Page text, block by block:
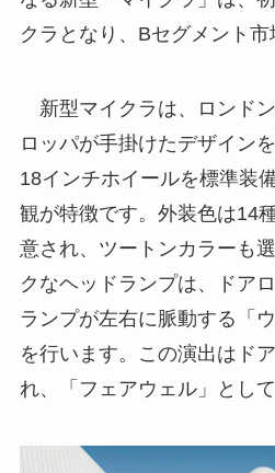
クラとなり、Bセグメント市
新型マイクラは、ロンド
ロッパが手掛けたデザイン
18インチホイールを標準装
観が特徴です。外装色は14
意され、ツートンカラーも
クなヘッドランプは、ドア
ランプが左右に脈動する「
を行います。この演出はド
れ、「フェアウェル」とし